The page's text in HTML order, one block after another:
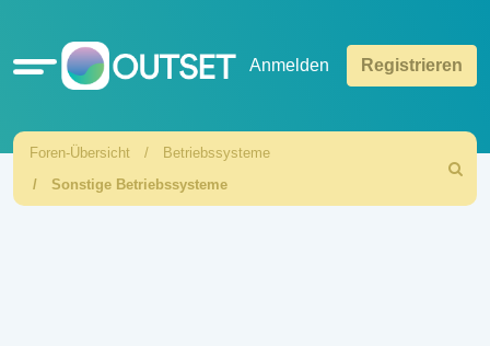
Schnellzugriff Anmelden Registrieren
Foren-Übersicht
Betriebssysteme
Sonstige Betriebssysteme
Suche